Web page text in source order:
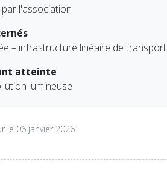
l'association
– infrastructure linéaire de transport
atteinte
lumineuse
le 06 janvier 2026